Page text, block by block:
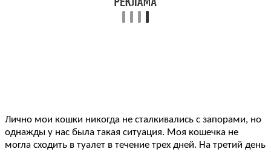
Лично мои кошки никогда не сталкивались с запорами, но
однажды у нас была такая ситуация. Моя кошечка не
могла сходить в туалет в течение трех дней. На третий день